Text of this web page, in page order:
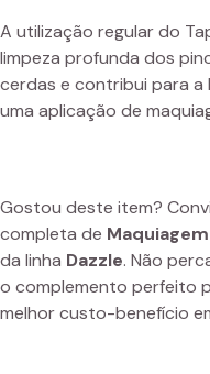
A utilização regular do
limpeza profunda dos
cerdas e contribui para a
uma aplicação de
Gostou deste item?
completa de Maquiagem
da linha Dazzle. Não
o complemento perfeito
melhor custo-benefício